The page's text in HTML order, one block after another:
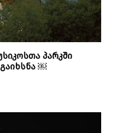
პარკში
￼